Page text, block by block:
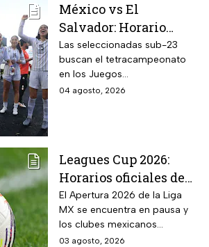
México vs El
Salvador: Horario
oficial y dónde ver la
semifinal de la
femenil en los Juegos
Centroamericanos
Las seleccionadas sub-23
buscan el tetracampeonato
en los Juegos
Centroamericanos y del
04 agosto, 2026
Leagues Cup 2026:
Horarios oficiales de
los partidos de la Liga
MX vs MLS de la Fase
1
El Apertura 2026 de la Liga
MX se encuentra en pausa y
los clubes mexicanos
competirán en el torneo
03 agosto, 2026